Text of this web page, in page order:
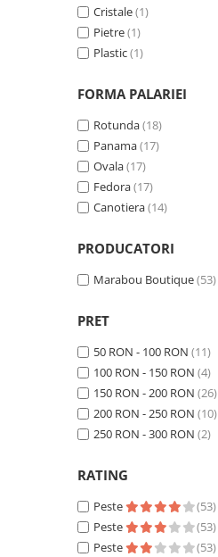
Cristale(1)
Pietre(1)
Plastic(1)
FORMA PALARIEI
Rotunda(18)
Panama(17)
Ovala(17)
Fedora(17)
Canotiera(14)
PRODUCATORI
Marabou Boutique(53)
PRET
50 RON - 100 RON (11)
100 RON - 150 RON (4)
150 RON - 200 RON (26)
200 RON - 250 RON (10)
250 RON - 300 RON (2)
RATING
Peste
(53)
Peste
(53)
Peste
(53)